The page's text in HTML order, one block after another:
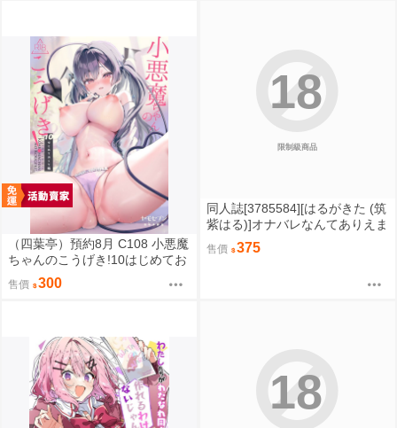
（四葉亭）預約8月 C108 小悪魔
ちゃんのこうげき!10はじめてお
しり編 あゆま紗由
售價 300
限制級商品
18
同人誌[3785584][はるがきた (筑
紫はる)]オナバレなんてありえま
せんっ (蔚藍檔案)
售價 375
18